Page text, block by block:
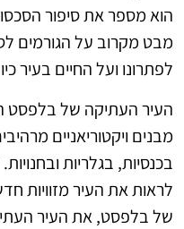
הוא מספר את סיפור
מבט מקרוב על הגורמים
לפתרונו ועל החיים בעיר
העיר העתיקה של בלפסט
מבנים ויקטוריאניים
בכנסיות, בגלריות
לראות את העיר מזוויות
של בלפסט, את העיר